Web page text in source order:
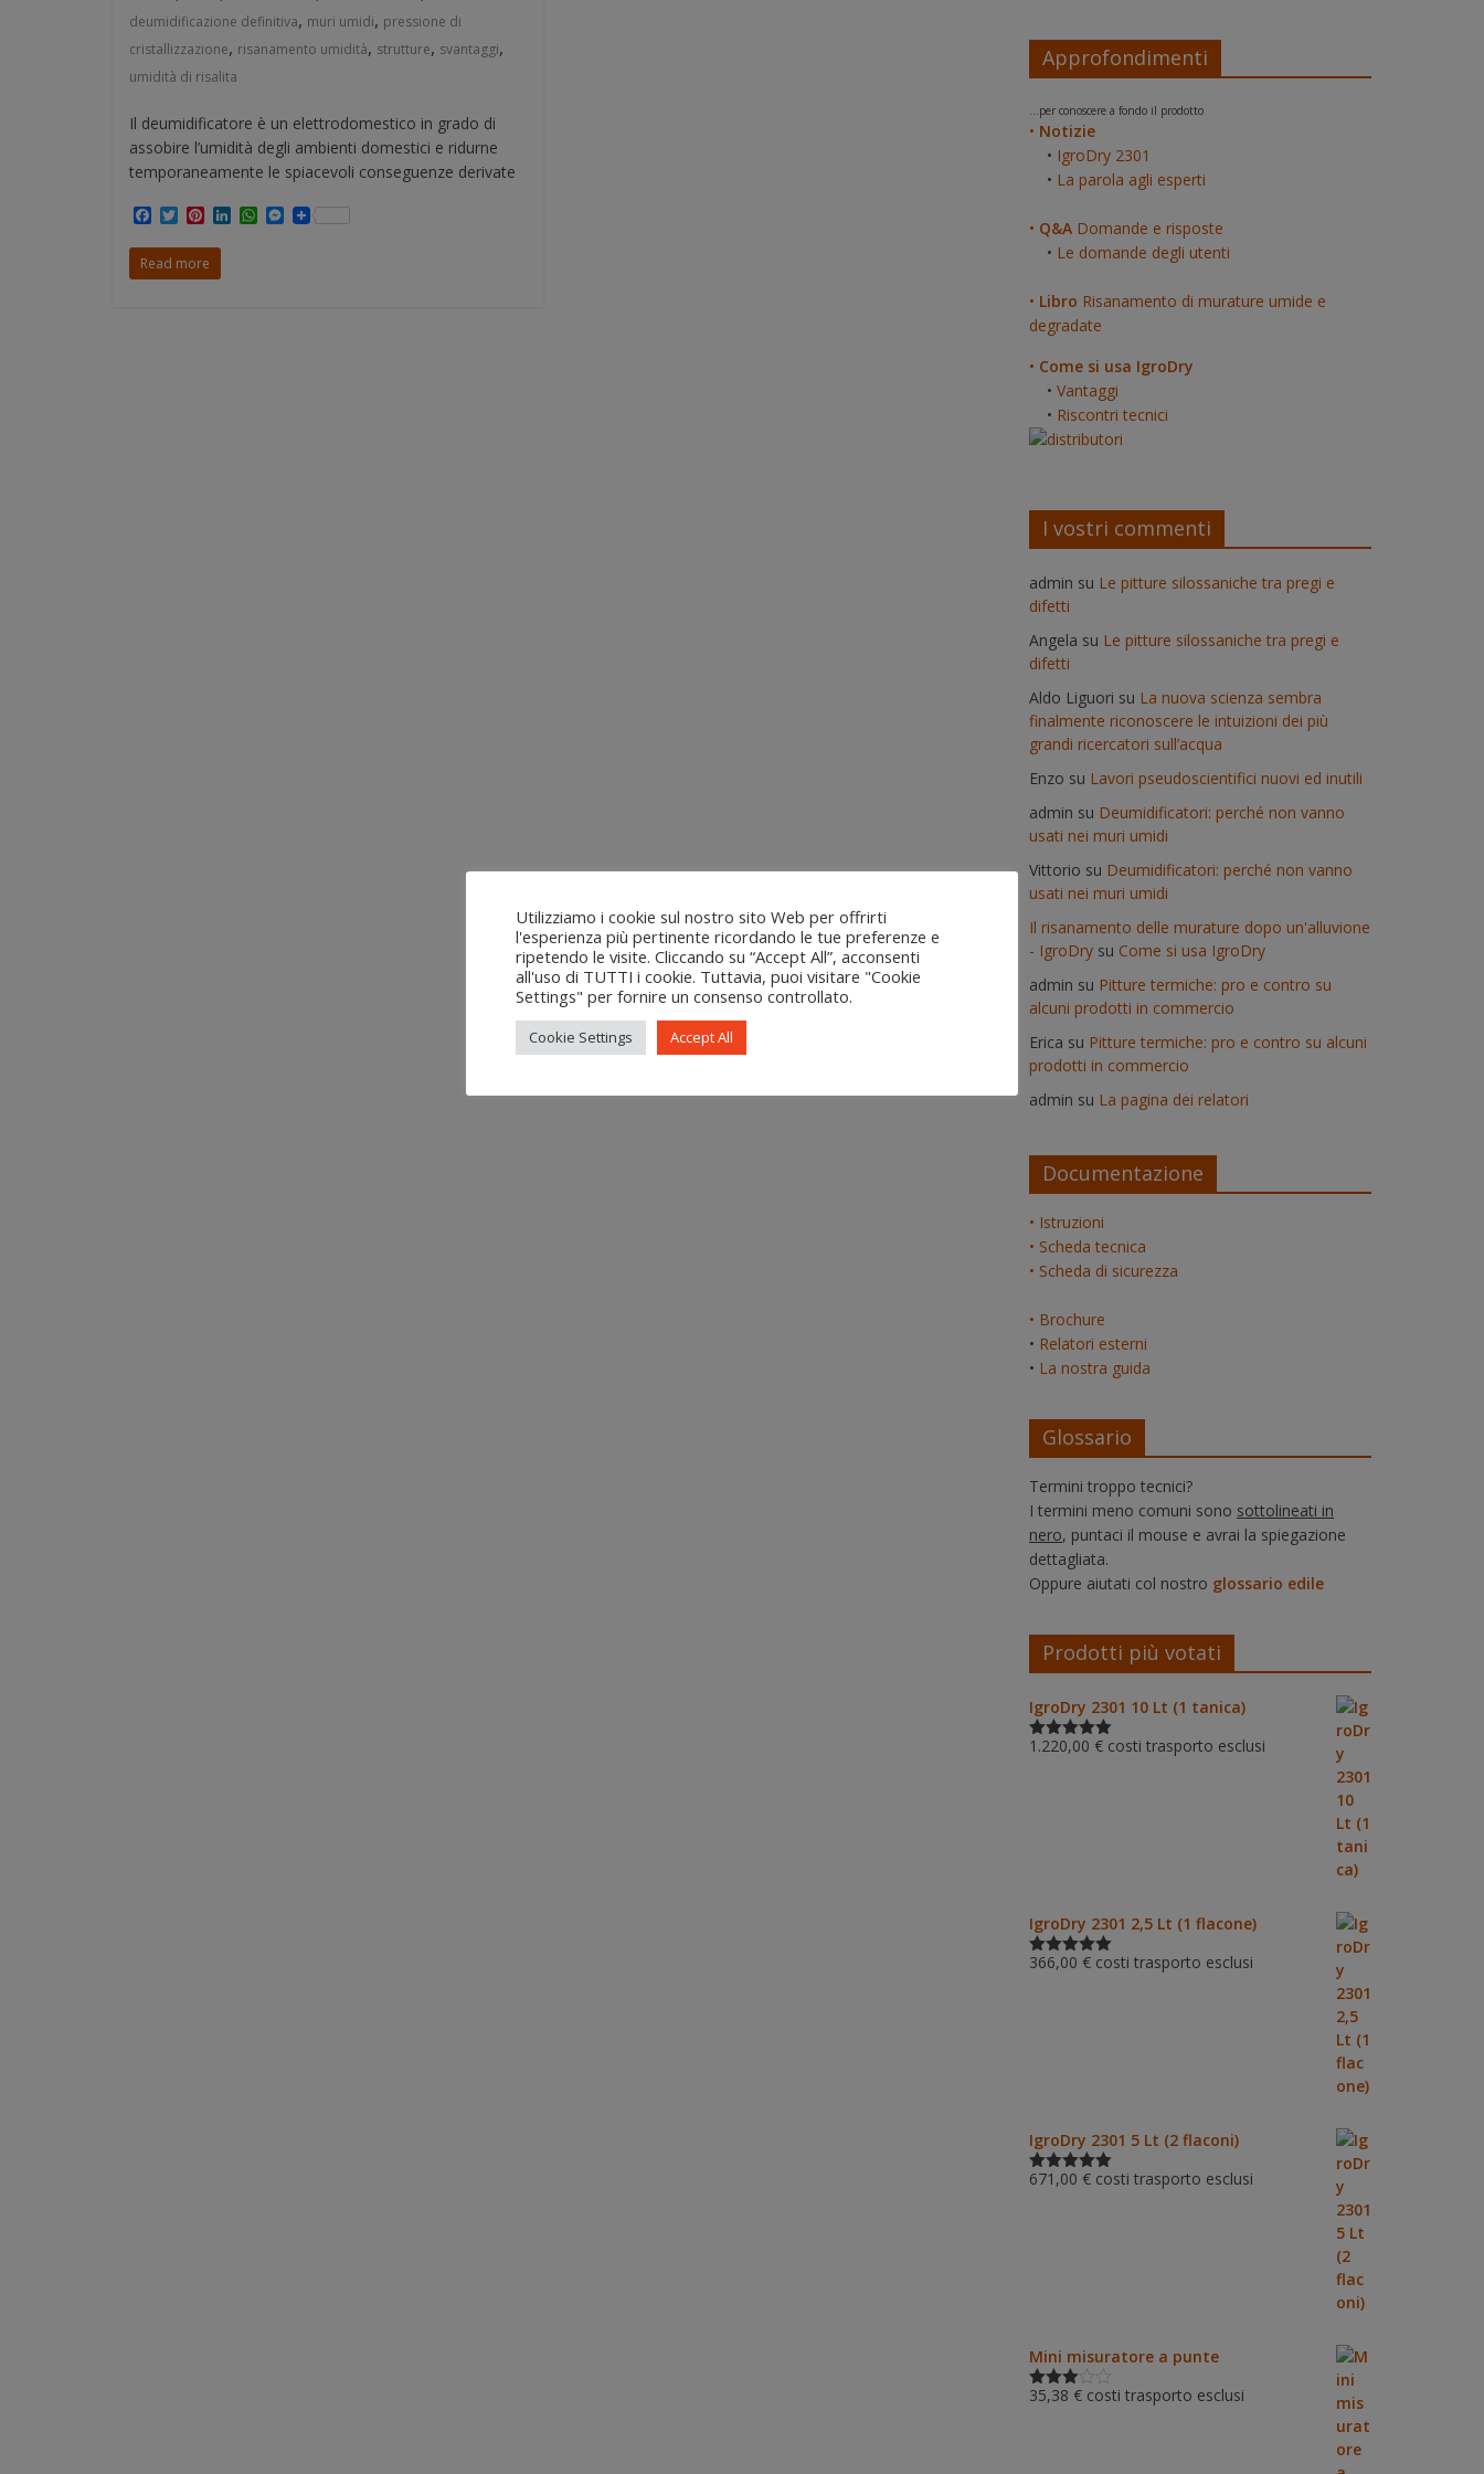
deumidificazione definitiva, muri umidi, pressione di
cristallizzazione, risanamento umidità, strutture, svantaggi,
umidità di risalita
Il deumidificatore è un elettrodomestico in grado di
assobire l’umidità degli ambienti domestici e ridurne
temporaneamente le spiacevoli conseguenze derivate
c
e
b
T
i
t
t
P
n
t
e
L W M
Read more
Approfondimenti
...per conoscere a fondo il prodotto
• Notizie
• IgroDry 2301
• La parola agli esperti
• Q&A Domande e risposte
• Le domande degli utenti
• Libro Risanamento di murature umide e
degradate
• Come si usa IgroDry
• Vantaggi
• Riscontri tecnici
I vostri commenti
admin su Le pitture silossaniche tra pregi e
difetti
Angela su Le pitture silossaniche tra pregi e
difetti
Aldo Liguori su La nuova scienza sembra
finalmente riconoscere le intuizioni dei più
grandi ricercatori sull’acqua
Enzo su Lavori pseudoscientifici nuovi ed inutili
admin su Deumidificatori: perché non vanno
usati nei muri umidi
Vittorio su Deumidificatori: perché non vanno
usati nei muri umidi
Il risanamento delle murature dopo un'alluvione
- IgroDry su Come si usa IgroDry
admin su Pitture termiche: pro e contro su
alcuni prodotti in commercio
Erica su Pitture termiche: pro e contro su alcuni
prodotti in commercio
admin su La pagina dei relatori
Documentazione
• Istruzioni
• Scheda tecnica
• Scheda di sicurezza
• Brochure
• Relatori esterni
• La nostra guida
Glossario
Termini troppo tecnici?
I termini meno comuni sono sottolineati in
nero, puntaci il mouse e avrai la spiegazione
dettagliata.
Oppure aiutati col nostro glossario edile
Prodotti più votati
IgroDry 2301 10 Lt (1 tanica)
Valutato
1.220,00 € costi trasporto esclusi
IgroDry 2301 2,5 Lt (1 flacone)
Valutato
366,00 € costi trasporto esclusi
IgroDry 2301 5 Lt (2 flaconi)
Valutato
671,00 € costi trasporto esclusi
Mini misuratore a punte
Valutat
35,38 € costi trasporto esclusi
Utilizziamo i cookie sul nostro sito Web per offrirti
l'esperienza più pertinente ricordando le tue preferenze e
ripetendo le visite. Cliccando su “Accept All”, acconsenti
all'uso di TUTTI i cookie. Tuttavia, puoi visitare "Cookie
Settings" per fornire un consenso controllato.
Cookie Settings Accept All